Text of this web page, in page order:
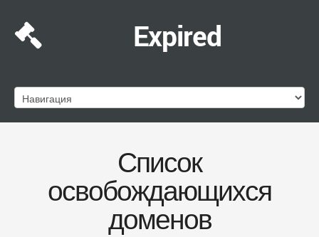
Expired
Список
освобождающихся
доменов